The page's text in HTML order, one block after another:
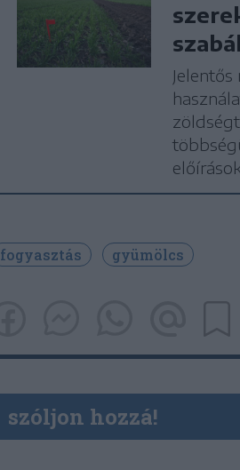
fogyasztás gyümölcs
szóljon hozzá!